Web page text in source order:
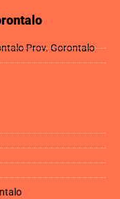
Prov. Gorontalo